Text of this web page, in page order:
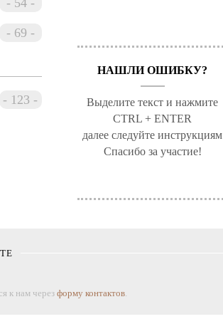
69
123
НАШЛИ ОШИБКУ?
Выделите текст и нажмите
CTRL + ENTER
далее следуйте инструкциям
Спасибо за участие!
к нам через форму контактов